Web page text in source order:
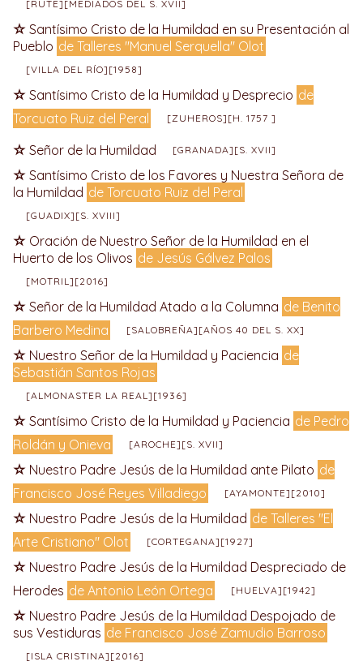
[RUTE][MEDIADOS DEL S. XVII]
Santísimo Cristo de la Humildad en su Presentación al
Pueblo de Talleres "Manuel Serquella" Olot
[VILLA DEL RÍO][1958]
Santísimo Cristo de la Humildad y Desprecio de
Torcuato Ruiz del Peral
[ZUHEROS][H. 1757 ]
Señor de la Humildad [GRANADA][S. XVII]
Santísimo Cristo de los Favores y Nuestra Señora de
la Humildad de Torcuato Ruiz del Peral
[GUADIX][S. XVIII]
Oración de Nuestro Señor de la Humildad en el
Huerto de los Olivos de Jesús Gálvez Palos
[MOTRIL][2016]
Señor de la Humildad Atado a la Columna de Benito
Barbero Medina
[SALOBREÑA][AÑOS 40 DEL S. XX]
Nuestro Señor de la Humildad y Paciencia de
Sebastián Santos Rojas
[ALMONASTER LA REAL][1936]
Santísimo Cristo de la Humildad y Paciencia de Pedro
Roldán y Onieva
[AROCHE][S. XVII]
Nuestro Padre Jesús de la Humildad ante Pilato de
Francisco José Reyes Villadiego
[AYAMONTE][2010]
Nuestro Padre Jesús de la Humildad de Talleres "El
Arte Cristiano" Olot
[CORTEGANA][1927]
Nuestro Padre Jesús de la Humildad Despreciado de
Herodes de Antonio León Ortega [HUELVA][1942]
Nuestro Padre Jesús de la Humildad Despojado de
sus Vestiduras de Francisco José Zamudio Barroso
[ISLA CRISTINA][2016]